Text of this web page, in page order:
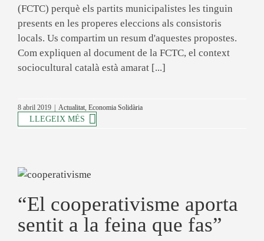
(FCTC) perquè els partits municipalistes les tinguin
presents en les properes eleccions als consistoris
locals. Us compartim un resum d'aquestes propostes.
Com expliquen al document de la FCTC, el context
sociocultural català està amarat [...]
8 abril 2019 Actualitat, Economia Solidària
LLEGEIX MÉS
“El cooperativisme aporta
sentit a la feina que fas”